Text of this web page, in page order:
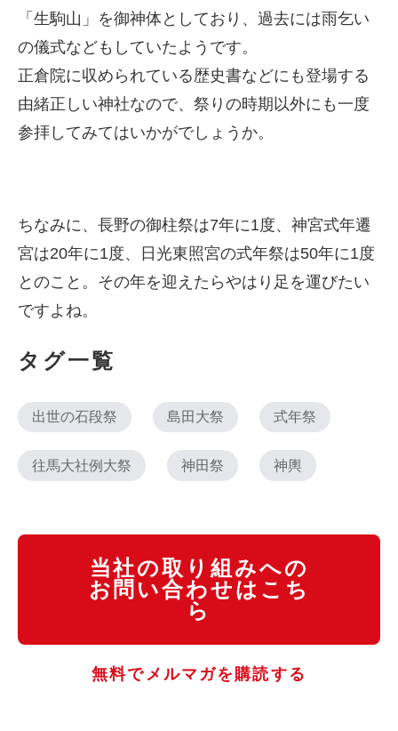
「生駒山」を御神体としており、過去には雨乞い
の儀式などもしていたようです。
正倉院に収められている歴史書などにも登場する
由緒正しい神社なので、祭りの時期以外にも一度
参拝してみてはいかがでしょうか。
ちなみに、長野の御柱祭は7年に1度、神宮式年遷
宮は20年に1度、日光東照宮の式年祭は50年に1度
とのこと。その年を迎えたらやはり足を運びたい
ですよね。
タグ一覧
出世の石段祭 島田大祭 式年祭
往馬大社例大祭 神田祭 神輿
当社の取り組みへの
お問い合わせはこち
ら
無料でメルマガを購読する